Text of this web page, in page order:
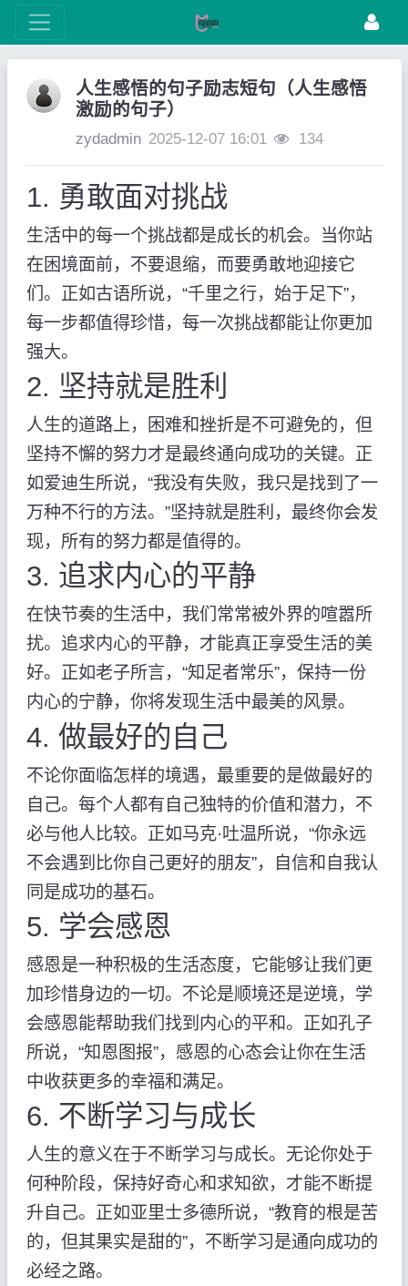
人生感悟的句子励志短句（人生感悟
激励的句子）
zydadmin 2025-12-07 16:01 134
1. 勇敢面对挑战
生活中的每一个挑战都是成长的机会。当你站
在困境面前，不要退缩，而要勇敢地迎接它
们。正如古语所说，“千里之行，始于足下”，
每一步都值得珍惜，每一次挑战都能让你更加
强大。
2. 坚持就是胜利
人生的道路上，困难和挫折是不可避免的，但
坚持不懈的努力才是最终通向成功的关键。正
如爱迪生所说，“我没有失败，我只是找到了一
万种不行的方法。”坚持就是胜利，最终你会发
现，所有的努力都是值得的。
3. 追求内心的平静
在快节奏的生活中，我们常常被外界的喧嚣所
扰。追求内心的平静，才能真正享受生活的美
好。正如老子所言，“知足者常乐”，保持一份
内心的宁静，你将发现生活中最美的风景。
4. 做最好的自己
不论你面临怎样的境遇，最重要的是做最好的
自己。每个人都有自己独特的价值和潜力，不
必与他人比较。正如马克·吐温所说，“你永远
不会遇到比你自己更好的朋友”，自信和自我认
同是成功的基石。
5. 学会感恩
感恩是一种积极的生活态度，它能够让我们更
加珍惜身边的一切。不论是顺境还是逆境，学
会感恩能帮助我们找到内心的平和。正如孔子
所说，“知恩图报”，感恩的心态会让你在生活
中收获更多的幸福和满足。
6. 不断学习与成长
人生的意义在于不断学习与成长。无论你处于
何种阶段，保持好奇心和求知欲，才能不断提
升自己。正如亚里士多德所说，“教育的根是苦
的，但其果实是甜的”，不断学习是通向成功的
必经之路。